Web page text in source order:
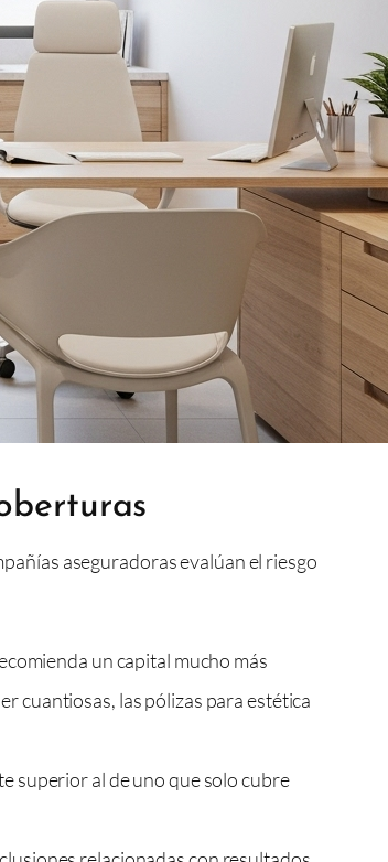
aseguradoras evalúan el riesgo
un capital mucho más
cuantiosas, las pólizas para estética
superior al de uno que solo cubre